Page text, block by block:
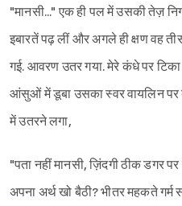
"मानसी..." एक ही पल में उसकी तेज़
इबारतें पढ़ लीं और अगले ही क्षण वह तीस
गई. आवरण उतर गया. मेरे कंधे पर
आंसुओं में डूबा उसका स्वर वायलिन पर
में उतरने लगा,
"पता नहीं मानसी, ज़िंदगी ठीक
अपना अर्थ खो बैठी? भीतर महकते